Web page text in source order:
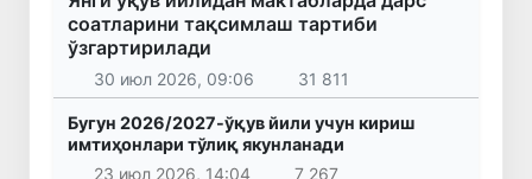
соатларини тақсимлаш тартиби
ўзгартирилади
30 июл 2026, 09:06 31 811
Бугун 2026/2027-ўқув йили учун кириш
имтиҳонлари тўлиқ якунланади
23 июл 2026, 14:04
7 267